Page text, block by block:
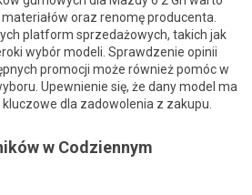
oraz renomę producenta.
platform sprzedażowych, takich jak
wybór modeli. Sprawdzenie opinii
promocji może również pomóc w
Upewnienie się, że dany model ma
dla zadowolenia z zakupu.
w Codziennym